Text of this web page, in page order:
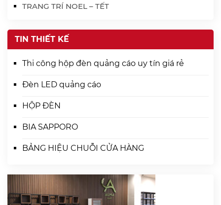
TRANG TRÍ NOEL – TẾT
TIN THIẾT KẾ
Thi công hộp đèn quảng cáo uy tín giá rẻ
Đèn LED quảng cáo
HỘP ĐÈN
BIA SAPPORO
BẢNG HIỆU CHUỖI CỬA HÀNG